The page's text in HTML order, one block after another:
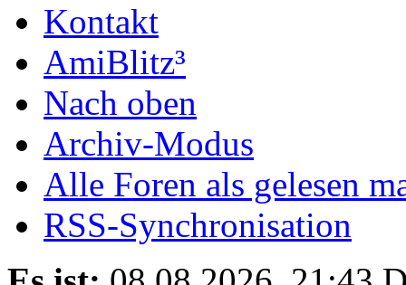
Kontakt
AmiBlitz³
Nach oben
Archiv-Modus
Alle Foren als gelesen
RSS-Synchronisation